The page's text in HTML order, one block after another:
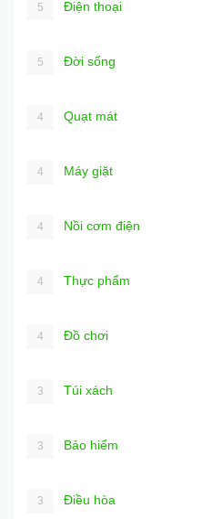
5 Điện thoại
5 Đời sống
4 Quạt mát
4 Máy giặt
4 Nồi cơm điện
4 Thực phẩm
4 Đồ chơi
3 Túi xách
3 Bảo hiểm
3 Điều hòa